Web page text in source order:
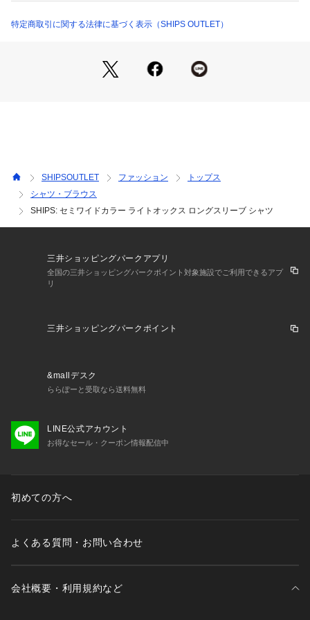
ジャストサイズで着用できるシルエットと、ボトムイン・アウ
襟の形を調整することができます。
【注意事項】
※末永く愛用頂く為に、アテンションタグ・洗濯ネームを必ず
ご確認の上、着用又はお取り扱いください。
などの閲覧環境によって、実際の色味と異なって見える場合が
あります。
商品の色味は商品単体で撮影した画像をご参照ください。
実際の商品と仕様、加工、サイズが若干異なる場合がござい
特定商取引に関する法律に基づく表示（SHIPS OUTLET）
SHIPSOUTLET ファッション
トップス
シャツ・ブラウス
SHIPS: セミワイドカラー ライトオックス ロングスリーブ シャツ
三井ショッピングパークアプリ
全国の三井ショッピングパークポイント対象施設でご利用できるアプ
リ
三井ショッピングパークポイント
&mallデスク
ららぽーと受取なら送料無料
LINE公式アカウント
お得なセール・クーポン情報配信中
初めての方へ
よくある質問・お問い合わせ
会社概要・利用規約など